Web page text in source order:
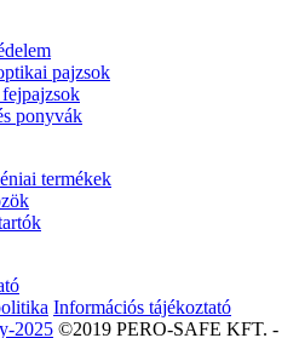
pajzsok
ponyvák
termékek
Információs tájékoztató
2025 ©2019 PERO-SAFE KFT. -